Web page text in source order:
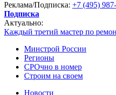
Реклама/Подписка: +7 (495)
Подписка
Актуально:
Каждый третий мастер по
Минстрой России
Регионы
СРОчно в номер
Строим на своем
Новости